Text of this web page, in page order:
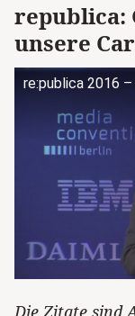
republica:
unsere
re:publica 2016
Die Zitate sind